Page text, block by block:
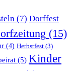
(7) Dorffest
(15)
(4) Herbstfest (3)
(5) Kinder